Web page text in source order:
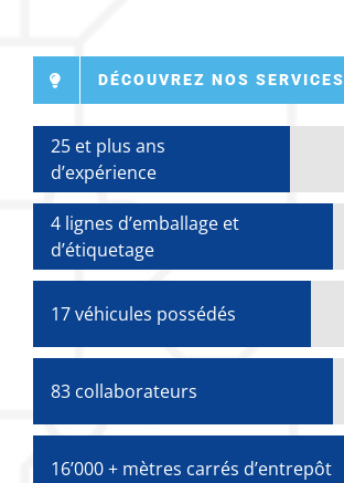
DÉCOUVREZ NOS SERVICES
25 et plus ans
d’expérience
4 lignes d’emballage et
d’étiquetage
17 véhicules possédés
83 collaborateurs
16’000 + mètres carrés d’entrepôt